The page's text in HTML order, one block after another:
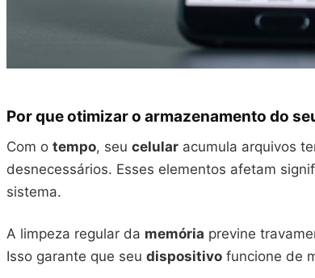
Por que otimizar o armazenamento do
Com o tempo, seu celular acumula arquivos
desnecessários. Esses elementos afetam
sistema.
A limpeza regular da memória previne
Isso garante que seu dispositivo funcione de